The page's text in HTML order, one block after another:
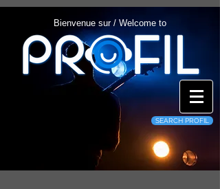
Bienvenue sur / Welcome to
SEARCH PROFIL